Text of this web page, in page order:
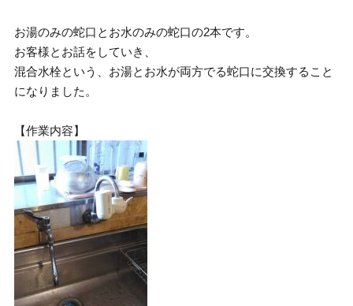
お湯のみの蛇口とお水のみの蛇口の2本です。
お客様とお話をしていき、
混合水栓という、お湯とお水が両方でる蛇口に交換すること
になりました。
【作業内容】